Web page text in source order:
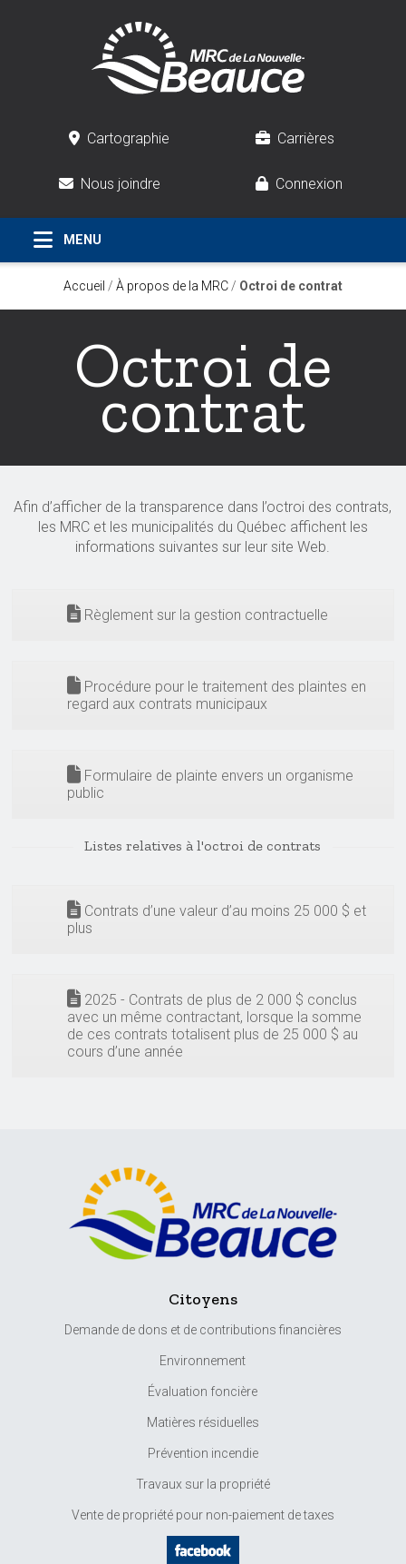
Cartographie Carrières
Nous joindre Connexion
Accueil / À propos de la MRC/ Octroi de contrat
Octroi de
contrat
Afin d’afficher de la transparence dans l’octroi des contrats,
les MRC et les municipalités du Québec affichent les
informations suivantes sur leur site Web.
Règlement sur la gestion contractuelle
Procédure pour le traitement des plaintes en
regard aux contrats municipaux
Formulaire de plainte envers un organisme
public
Listes relatives à l'octroi de contrats
Contrats d’une valeur d’au moins 25 000 $ et
plus
2025 - Contrats de plus de 2 000 $ conclus
avec un même contractant, lorsque la somme
de ces contrats totalisent plus de 25 000 $ au
cours d’une année
Citoyens
Demande de dons et de contributions financières
Environnement
Évaluation foncière
Matières résiduelles
Prévention incendie
Travaux sur la propriété
Vente de propriété pour non-paiement de taxes